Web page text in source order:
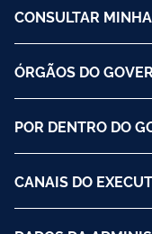
CONSULTAR
ÓRGÃOS DO
POR DENTRO DO
CANAIS DO